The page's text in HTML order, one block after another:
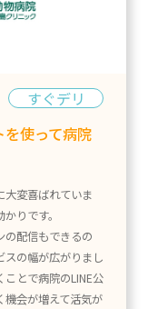
すぐデリ
使って病院
大変喜ばれていま
りです。
の配信もできるの
スの幅が広がりまし
とで病院のLINE公
会が増えて活気が